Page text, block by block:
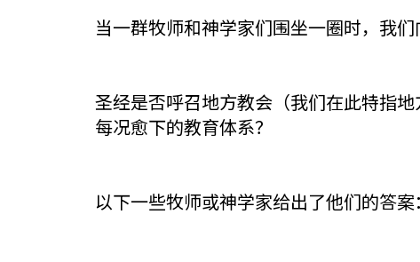
当一群牧师和神学家们围坐一圈时，我们
圣经是否呼召地方教会（我们在此特指
每况愈下的教育体系？
以下一些牧师或神学家给出了他们的答案：